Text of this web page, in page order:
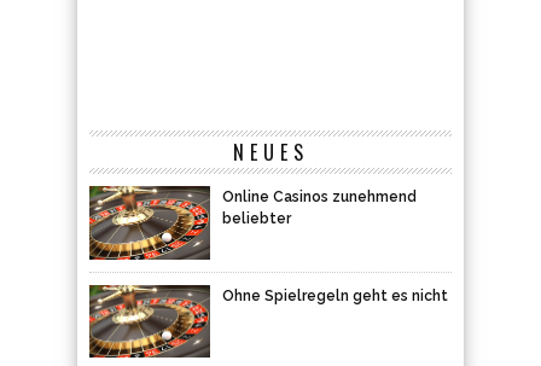
NEUES
Online Casinos zunehmend
beliebter
Ohne Spielregeln geht es nicht